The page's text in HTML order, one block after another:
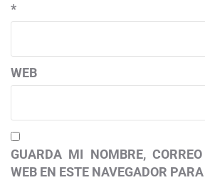
*
WEB
GUARDA MI NOMBRE,
WEB EN ESTE NAVEGADOR